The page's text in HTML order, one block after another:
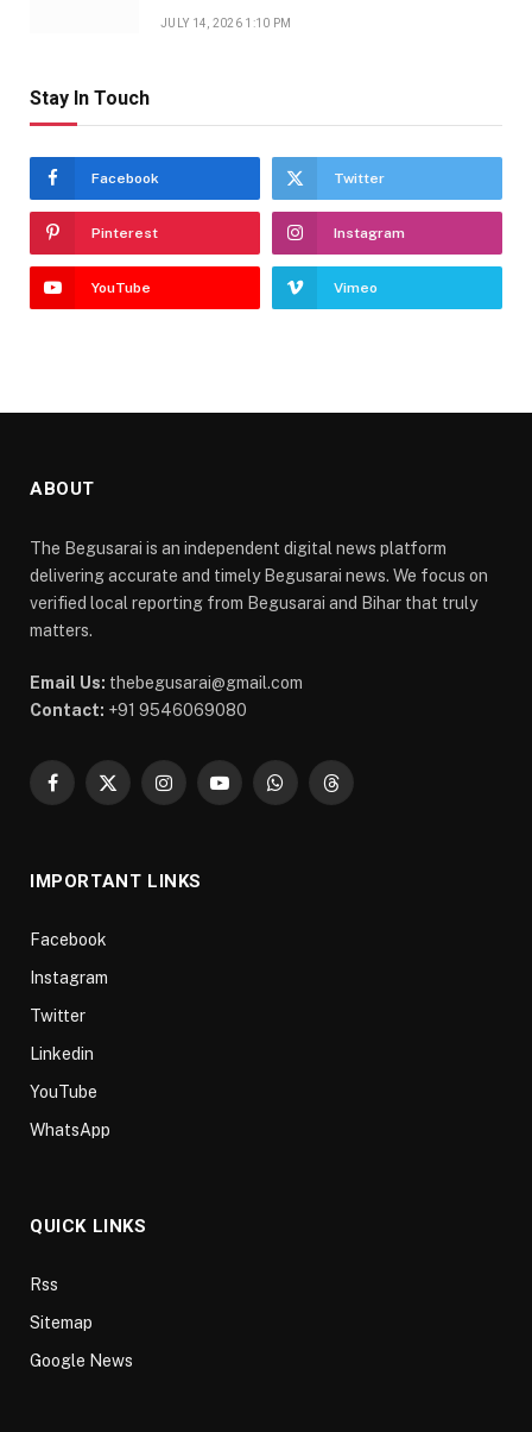
JULY 14, 2026 1:10 PM
Stay In Touch
Facebook Twitter
Pinterest Instagram
YouTube Vimeo
ABOUT
The Begusarai is an independent digital news platform
delivering accurate and timely Begusarai news. We focus on
verified local reporting from Begusarai and Bihar that truly
matters.
Email Us: thebegusarai@gmail.com
Contact: +91 9546069080
Facebook
X
InstagramYouTubeWhatsAppThreads
IMPORTANT LINKS
Facebook
Instagram
Twitter
Linkedin
YouTube
WhatsApp
QUICK LINKS
Rss
Sitemap
Google News